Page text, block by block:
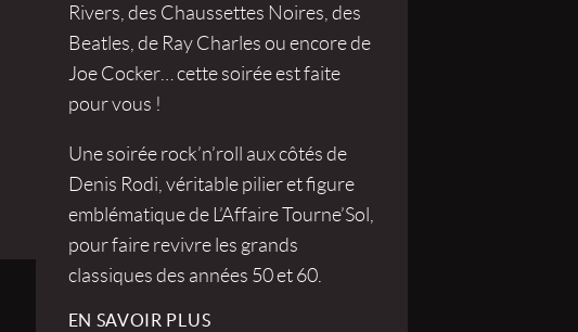
Rivers, des Chaussettes Noires, des
Beatles, de Ray Charles ou encore de
Joe Cocker… cette soirée est faite
pour vous !
Une soirée rock’n’roll aux côtés de
Denis Rodi, véritable pilier et figure
emblématique de L’Affaire Tourne’Sol,
pour faire revivre les grands
classiques des années 50 et 60.
EN SAVOIR PLUS